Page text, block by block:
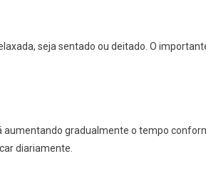
seja sentado ou deitado. O
aumentando gradualmente o tempo
diariamente.